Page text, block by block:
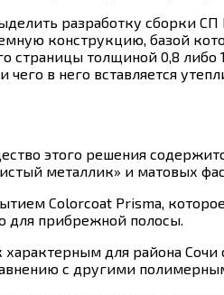
разработку сборки
конструкцию, базой
страницы толщиной 0,8
в него вставляется
этого решения
металлик» и матовых
Colorcoat Prisma,
для прибрежной полосы.
для района
с другими